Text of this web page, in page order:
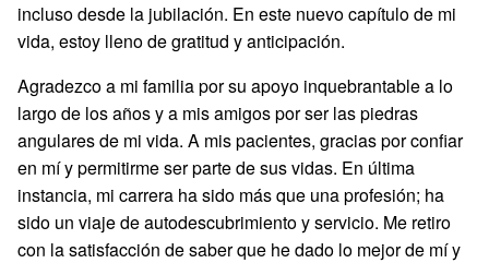
incluso desde la jubilación. En este nuevo capítulo de mi
vida, estoy lleno de gratitud y anticipación.
Agradezco a mi familia por su apoyo inquebrantable a lo
largo de los años y a mis amigos por ser las piedras
angulares de mi vida. A mis pacientes, gracias por confiar
en mí y permitirme ser parte de sus vidas. En última
instancia, mi carrera ha sido más que una profesión; ha
sido un viaje de autodescubrimiento y servicio. Me retiro
con la satisfacción de saber que he dado lo mejor de mí y